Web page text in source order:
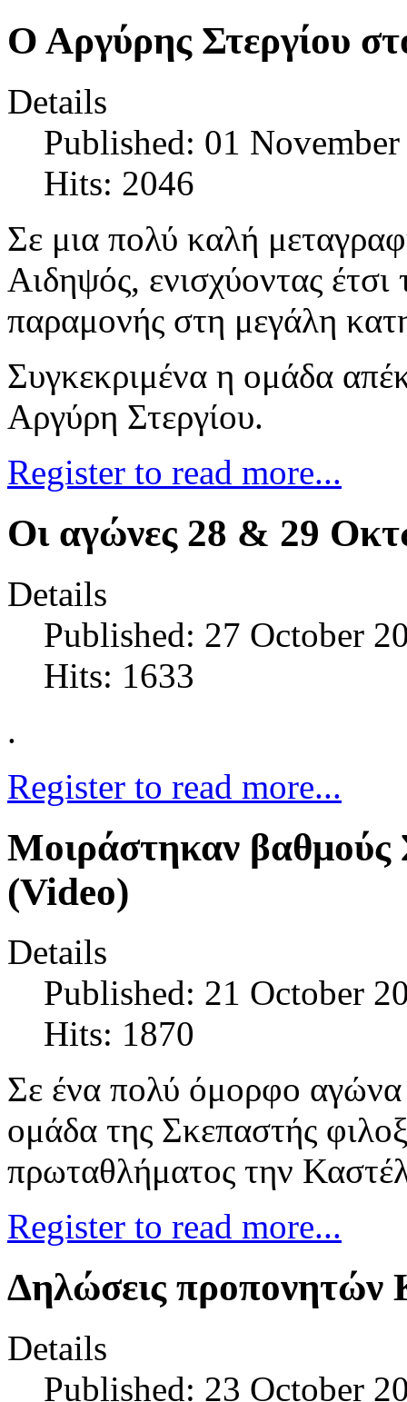
Ο Αργύρης Στεργίου
Details
Published: 01
Hits: 2046
Σε μια πολύ καλή
Αιδηψός, ενισχύοντας
παραμονής στη μεγάλη
Συγκεκριμένα η ομάδα
Αργύρη Στεργίου.
Register to read more...
Οι αγώνες 28 & 29
Details
Published: 27 October
Hits: 1633
.
Register to read more...
Μοιράστηκαν βαθμούς
(Video)
Details
Published: 21 October
Hits: 1870
Σε ένα πολύ όμορφο
ομάδα της Σκεπαστής
πρωταθλήματος την
Register to read more...
Δηλώσεις προπονητών
Details
Published: 23 October